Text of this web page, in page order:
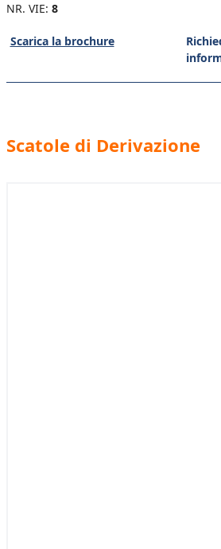
NR. VIE: 8
Scarica la brochure
Scatole di Derivazione